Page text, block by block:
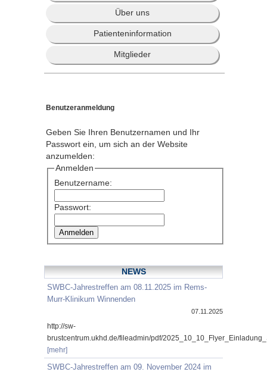
Über uns
Patienteninformation
Mitglieder
Benutzeranmeldung
Geben Sie Ihren Benutzernamen und Ihr
Passwort ein, um sich an der Website
anzumelden:
Anmelden
Benutzername:
Passwort:
NEWS
SWBC-Jahrestreffen am 08.11.2025 im Rems-
Murr-Klinikum Winnenden
07.11.2025
http://sw-
brustcentrum.ukhd.de/fileadmin/pdf/
[mehr]
SWBC-Jahrestreffen am 09. November 2024 im